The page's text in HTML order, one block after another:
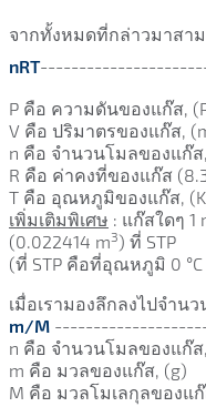
จากทั้งหมดที่กล่าวมาสา
nRT
P คือ ความดันของแก๊ส,
V คือ ปริมาตรของแก๊ส,
n คือ จำนวนโมลของแก๊ส
R คือ ค่าคงที่ของแก๊ส
T คือ อุณหภูมิของแก๊ส,
เพิ่มเติมพิเศษ : แก๊สใดๆ 1
(0.022414 m3) ที่ STP
(ที่ STP คือที่อุณหภูมิ 0 °C
เมื่อเรามองลึกลงไปจำน
m/M
n คือ จำนวนโมลของแก๊ส
m คือ มวลของแก๊ส, (g)
M คือ มวลโมเลกุลของแ